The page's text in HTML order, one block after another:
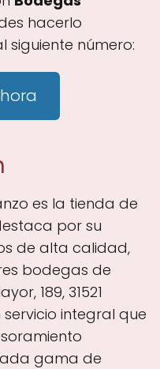
hacerlo
número:
es la tienda de
por su
de alta calidad,
bodegas de
189, 31521
integral que
gama de